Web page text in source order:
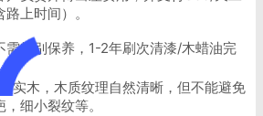
路上时间）。
需特别保养，1-2年刷次清漆/木蜡油完
实木，木质纹理自然清晰，但不能避免
，细小裂纹等。